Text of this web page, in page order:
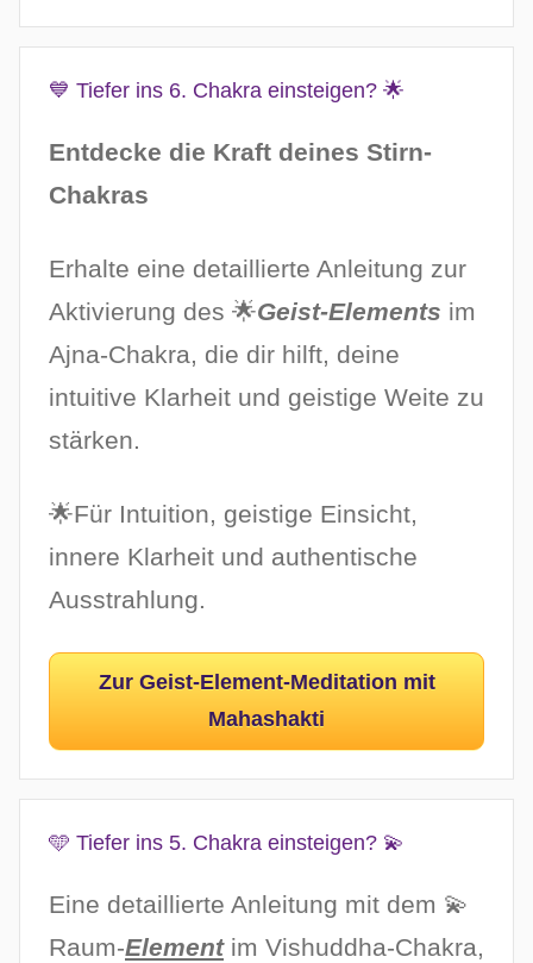
💙 Tiefer ins 6. Chakra einsteigen? 🌟
Entdecke die Kraft deines Stirn-
Chakras
Erhalte eine detaillierte Anleitung zur
Aktivierung des 🌟Geist-Elements im
Ajna-Chakra, die dir hilft, deine
intuitive Klarheit und geistige Weite zu
stärken.
🌟Für Intuition, geistige Einsicht,
innere Klarheit und authentische
Ausstrahlung.
Zur Geist-Element-Meditation mit
Mahashakti
🩵 Tiefer ins 5. Chakra einsteigen? 💫
Eine detaillierte Anleitung mit dem 💫
Raum-Elementim Vishuddha-Chakra,